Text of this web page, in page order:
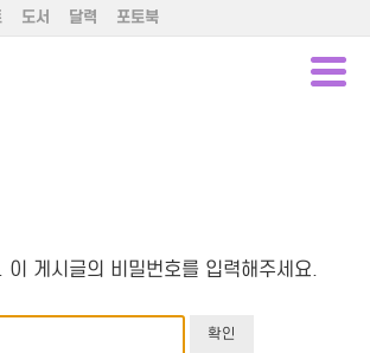
도서 달력 포토북
이 게시글의 비밀번호를 입력해주세요.